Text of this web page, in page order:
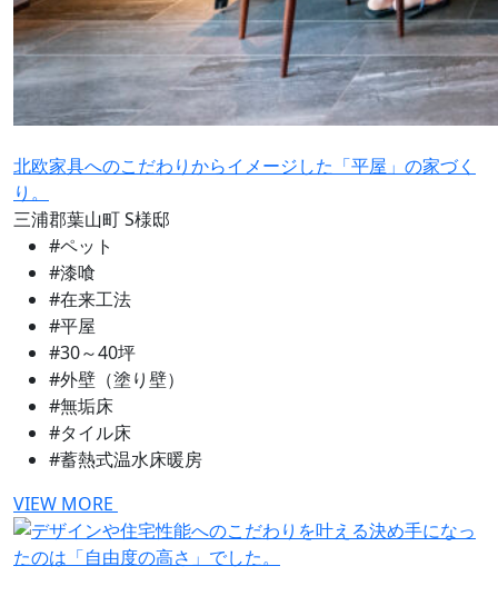
北欧家具へのこだわりからイメージした「平屋」の家づく
り。
三浦郡葉山町S様邸
#ペット
#漆喰
#在来工法
#平屋
#30～40坪
#外壁（塗り壁）
#無垢床
#タイル床
#蓄熱式温水床暖房
VIEW MORE